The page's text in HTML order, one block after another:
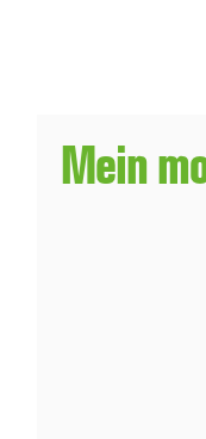
Mein